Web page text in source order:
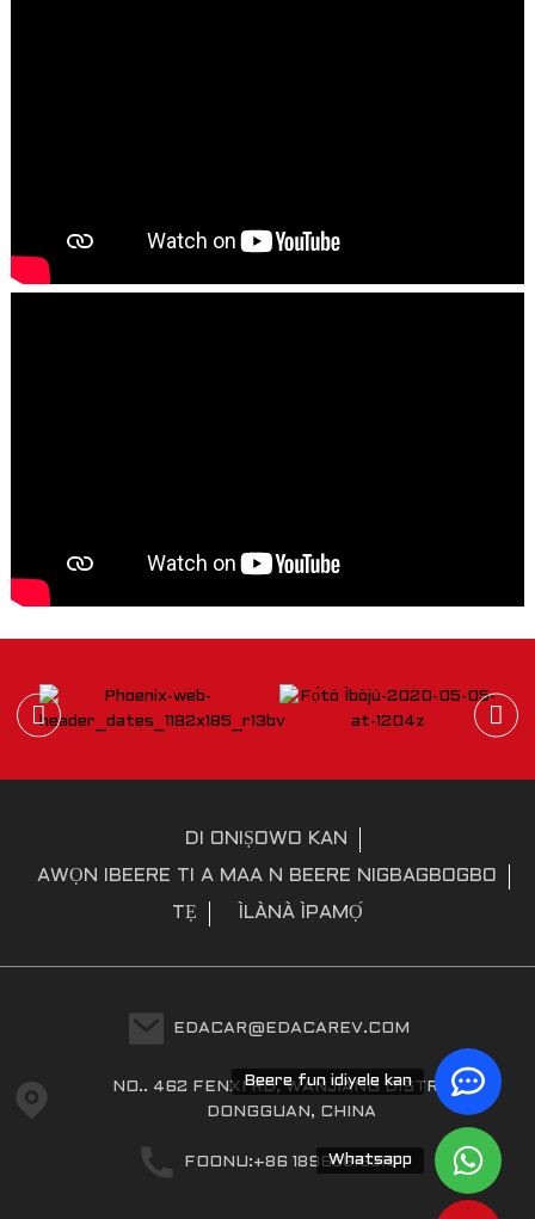
Beere fun idiyele kan
Whatsapp
DI ONIṢOWO KAN
AWỌN IBEERE TI A MAA N BEERE NIGBAGBOGBO
TẸ ÌLÀNÀ ÌPAMỌ́
EDACAR@EDACAREV.COM
NO.. 462 FENXI RD, WANJIANG DISTRICT,
DONGGUAN, CHINA
FOONU:+86 18965816319